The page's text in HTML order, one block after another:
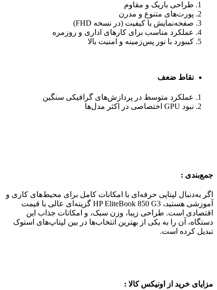
طراحی باریک و مقاوم
پورت‌های متنوع و مدرن
صفحه‌نمایش با کیفیت (در نسخه FHD)
عملکرد مناسب برای کارهای اداری و روزمره
کیبورد با نور پس‌زمینه و امنیت بالا
نقاط ضعف
عملکرد متوسط در پردازش‌های گرافیکی سنگین
نبود GPU اختصاصی در اکثر مدل‌ها
جمع‌بندی :
اگر به‌دنبال لپتاپی حرفه‌ای با امکانات کامل برای محیط‌های کاری و
آموزشی هستید، HP EliteBook 850 G3 گزینه‌ای عالی با قیمت
اقتصادی است. طراحی زیبا، وزن سبک، و امکانات جذاب این
دستگاه، آن را به یکی از بهترین انتخاب‌ها در بین لپتاپ‌های استوک
تبدیل کرده است.
مزایای خرید از اونیکس کالا :